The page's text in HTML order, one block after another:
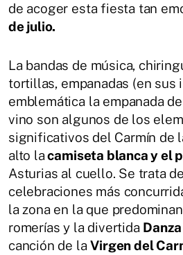
de acoger esta fiesta tan
de julio.
La bandas de música,
tortillas, empanadas (en sus
emblemática la empanada
vino son algunos de los
significativos del Carmín de
alto lacamiseta blanca y el
Asturias al cuello. Se trata
celebraciones más
la zona en la que
romerías y la divertida
canción de laVirgen del